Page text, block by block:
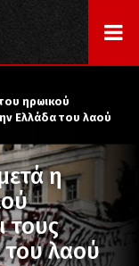
ηρωικού
Ελλάδα του λαού
η
τους
του λαού